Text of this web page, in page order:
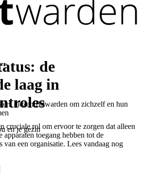
kiezen Bitwarden om zichzelf en hun
en je gezin
de
laag in
cruciale rol om ervoor te zorgen dat alleen
toegang hebben tot de
van een organisatie. Lees vandaag nog